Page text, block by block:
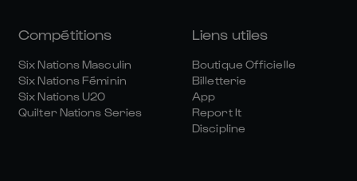
Compétitions
Six Nations Masculin
Six Nations Féminin
Six Nations U20
Quilter Nations Series
Liens utiles
Boutique Officielle
Billetterie
App
Report It
Discipline